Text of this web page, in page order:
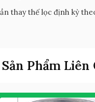
thay thế lọc định kỳ
Sản Phẩm Liên